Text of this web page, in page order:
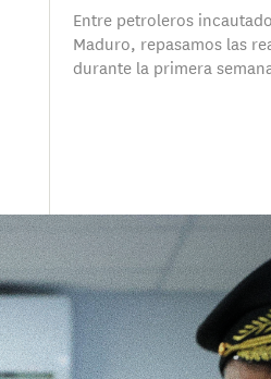
Entre petroleros
Maduro, repasamos las
durante la primera